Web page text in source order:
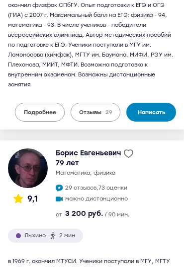
окончил физфак СПбГУ. Опыт подготовки к ЕГЭ и ОГЭ
(ГИА) с 2007 г. Максимальный балл на ЕГЭ: физика - 94,
математика - 93. В числе учеников - победители
всероссийских олимпиад. Автор методических пособий
по подготовке к ЕГЭ. Ученики поступали в МГУ им.
Ломоносова (химфак), МГТУ им. Баумана, МИФИ, РЭУ им.
Плеханова, МИИТ, МФТИ. Возможна подготовка к
внутренним экзаменам. Возможны дистанционные
занятия
Подробнее Отзывы 29 Написать
9,1
Борис Евгеньевич
79 лет
математика, физика
29 отзывов,73 оценки
можно дистанционно
от 3 200 руб. / 90 мин.
Выхино 2 мин
в 1969 г. окончил МТУСИ. Ученики поступали в МГУ, МГТУ